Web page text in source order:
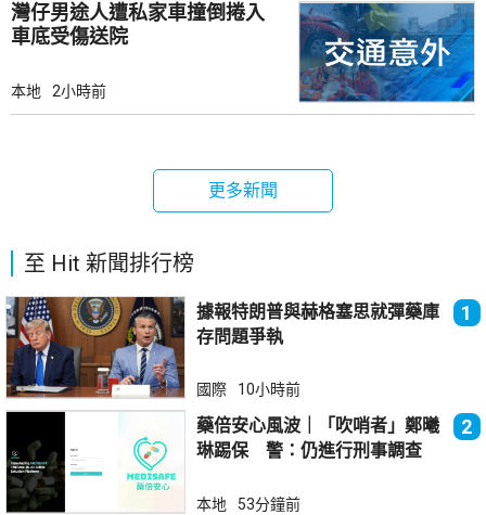
灣仔男途人遭私家車撞倒捲入
車底受傷送院
本地 2小時前
更多新聞
至 Hit 新聞排行榜
據報特朗普與赫格塞思就彈藥庫
存問題爭執
1
國際 10小時前
藥倍安心風波｜「吹哨者」鄭曦
琳踢保 警：仍進行刑事調查
2
本地 53分鐘前